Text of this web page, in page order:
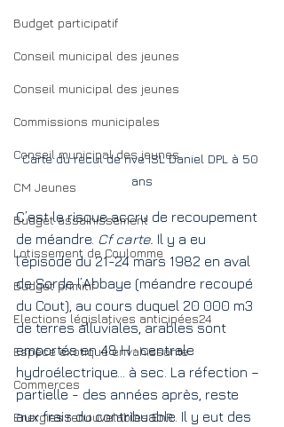
Budget participatif
Conseil municipal des jeunes
Conseil municipal des jeunes
Commissions municipales
Conseil municipal des jeunes
CM Jeunes
Budget assainissement
Lotissement de Coulomme
Budget primitif
Elections législatives anticipées24
Espèce exotique envahissante
Commerces
Energies renouvelables EnR
Carte du recul de rive ISL Daniel DPL à 50
ans
C’est le risque accru de recoupement
de méandre. Cf carte. Il y a eu
l’épisode du 21-24 mars 1982 en aval
de Sorde l’Abbaye (méandre recoupé
du Cout), au cours duquel 20 000 m3
de terres alluviales, arables sont
emportés en 48 H : centrale
hydroélectrique… à sec. La réfection –
partielle - des années après, reste
aux frais du contribuable. Il y eut des